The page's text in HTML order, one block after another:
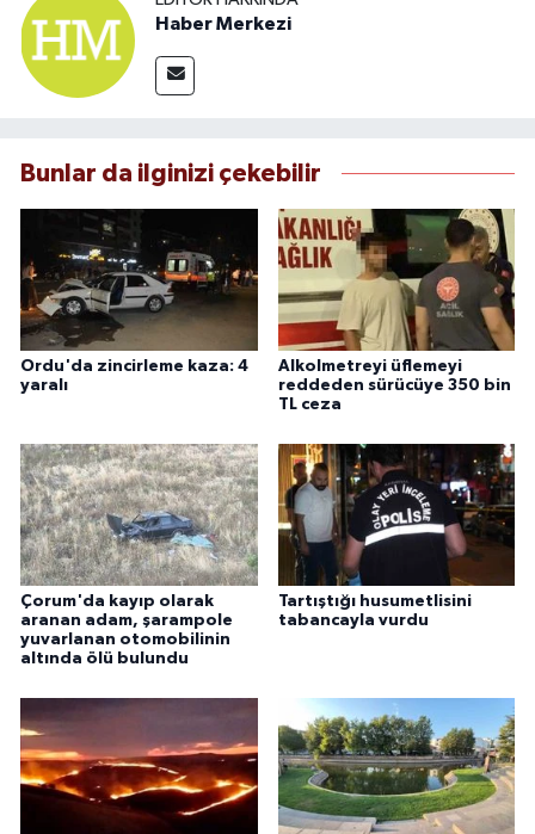
Haber Merkezi
Bunlar da ilginizi çekebilir
Ordu'da zincirleme kaza: 4
yaralı
Alkolmetreyi üflemeyi
reddeden sürücüye 350 bin
TL ceza
Çorum'da kayıp olarak
aranan adam, şarampole
yuvarlanan otomobilinin
altında ölü bulundu
Tartıştığı husumetlisini
tabancayla vurdu